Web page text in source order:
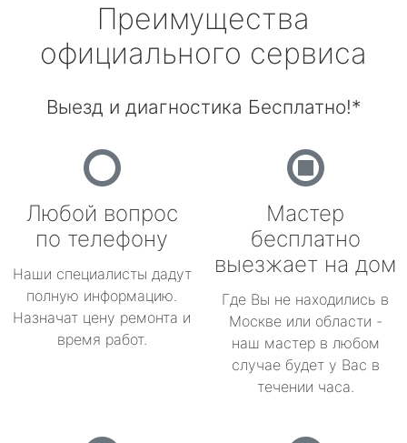
Преимущества
официального сервиса
Выезд и диагностика Бесплатно!*
Любой вопрос
по телефону
Наши специалисты дадут
полную информацию.
Назначат цену ремонта и
время работ.
Мастер
бесплатно
выезжает на дом
Где Вы не находились в
Москве или области -
наш мастер в любом
случае будет у Вас в
течении часа.